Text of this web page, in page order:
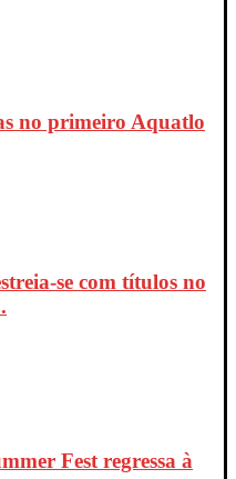
no primeiro Aquatlo
se com títulos no
Fest regressa à